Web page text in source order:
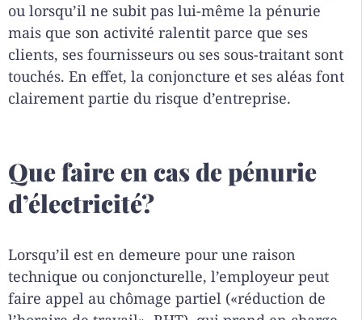
ou lorsqu’il ne subit pas lui-même la pénurie
mais que son activité ralentit parce que ses
clients, ses fournisseurs ou ses sous-traitant sont
touchés. En effet, la conjoncture et ses aléas font
clairement partie du risque d’entreprise.
Que faire en cas de pénurie
d’électricité?
Lorsqu’il est en demeure pour une raison
technique ou conjoncturelle, l’employeur peut
faire appel au chômage partiel («réduction de